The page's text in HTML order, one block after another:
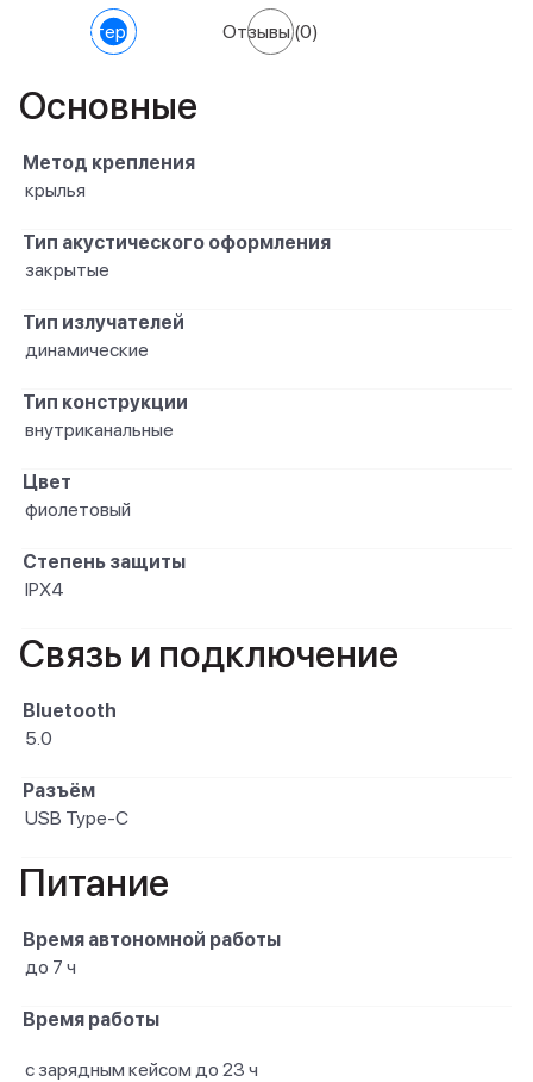
Характеристики Отзывы(0)
Основные
Метод крепления
крылья
Тип акустического оформления
закрытые
Тип излучателей
динамические
Тип конструкции
внутриканальные
Цвет
фиолетовый
Степень защиты
IPX4
Связь и подключение
Bluetooth
5.0
Разъём
USB Type-C
Питание
Время автономной работы
до 7 ч
Время работы
с зарядным кейсом до 23 ч